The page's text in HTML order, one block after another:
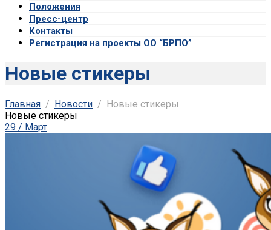
Положения
Пресс-центр
Контакты
Регистрация на проекты ОО “БРПО”
Новые стикеры
Главная Новости
Новые стикеры
Новые стикеры
29 / Март